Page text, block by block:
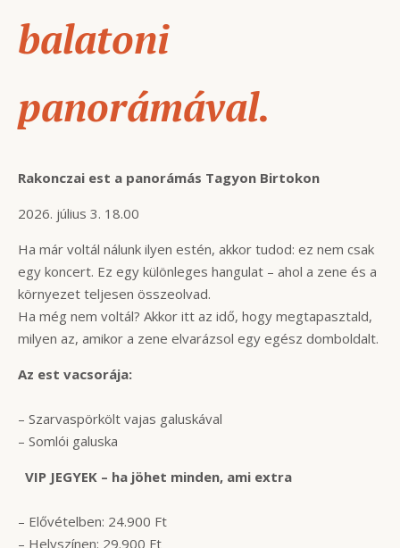
balatoni
panorámával.
Rakonczai est a panorámás Tagyon Birtokon
2026. július 3. 18.00
Ha már voltál nálunk ilyen estén, akkor tudod: ez nem csak
egy koncert. Ez egy különleges hangulat – ahol a zene és a
környezet teljesen összeolvad.
Ha még nem voltál? Akkor itt az idő, hogy megtapasztald,
milyen az, amikor a zene elvarázsol egy egész domboldalt.
Az est vacsorája:
– Szarvaspörkölt vajas galuskával
– Somlói galuska
️ VIP JEGYEK – ha jöhet minden, ami extra
– Elővételben: 24.900 Ft
– Helyszínen: 29.900 Ft